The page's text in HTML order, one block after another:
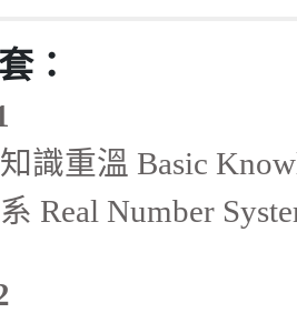
：
識重溫 Basic
Real Number